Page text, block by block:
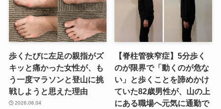
歩くたびに左足の親指がズ
キッと痛かった女性が、も
う一度マラソンと登山に挑
戦しようと思えた理由
2026.08.04
【脊柱管狭窄症】5分歩く
のが限界で「動くのが危な
い」と歩くことを諦めかけ
ていた82歳男性が、山の上
にある職場へ元気に通勤で